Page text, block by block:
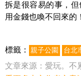
拆是很容易的事，
用金錢也喚不回來的！
標籤： 親子公園 台北
文章來源： 愛玩。不